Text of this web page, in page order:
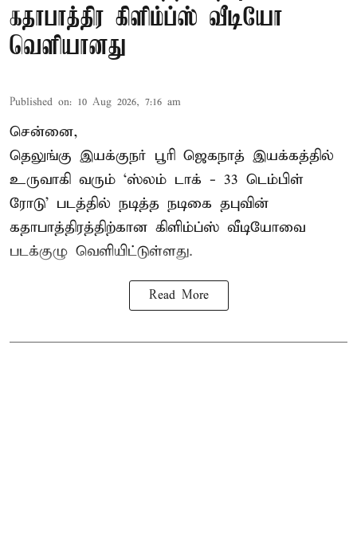
கதாபாத்திர கிளிம்ப்ஸ் வீடியோ
வெளியானது
Published on: 10 Aug 2026, 7:16 am
சென்னை,
தெலுங்கு இயக்குநர் பூரி ஜெகநாத் இயக்கத்தில்
உருவாகி வரும் ‘ஸ்லம் டாக் - 33 டெம்பிள்
ரோடு’ படத்தில் நடித்த நடிகை தபுவின்
கதாபாத்திரத்திற்கான கிளிம்ப்ஸ் வீடியோவை
படக்குழு வெளியிட்டுள்ளது.
Read More